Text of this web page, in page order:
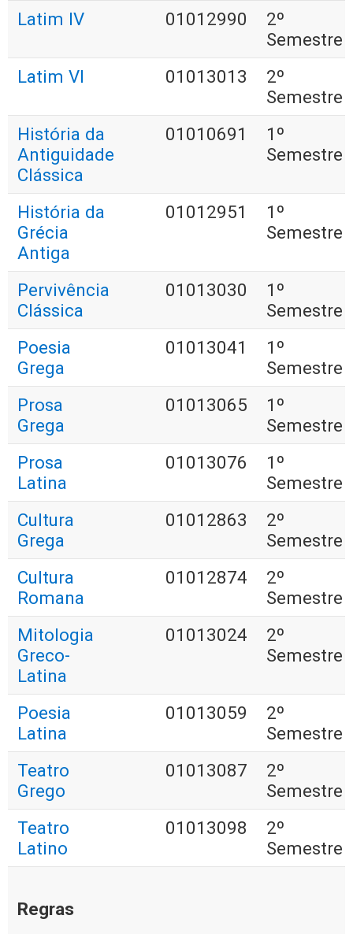
Latim IV
01012990
2º
Semestre
Latim VI
01013013
2º
Semestre
História da
Antiguidade
Clássica
01010691
1º
Semestre
História da
Grécia
Antiga
01012951
1º
Semestre
Pervivência
Clássica
01013030
1º
Semestre
Poesia
Grega
01013041
1º
Semestre
Prosa
Grega
01013065
1º
Semestre
Prosa
Latina
01013076
1º
Semestre
Cultura
Grega
01012863
2º
Semestre
Cultura
Romana
01012874
2º
Semestre
Mitologia
Greco-
Latina
01013024
2º
Semestre
Poesia
Latina
01013059
2º
Semestre
Teatro
Grego
01013087
2º
Semestre
Teatro
Latino
01013098
2º
Semestre
Regras